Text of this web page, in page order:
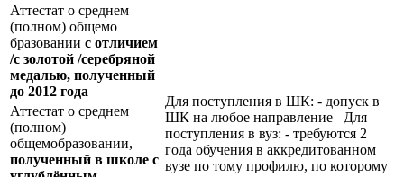
Аттестат о среднем
(полном) общемо
бразовании с отличием
/с золотой /серебряной
медалью, полученный
до 2012 года
Для поступления в ШК: - допуск в
ШК на любое направление Для
поступления в вуз: - требуются 2
года обучения в аккредитованном
вузе по тому профилю, по которому
Аттестат о среднем
(полном)
общемобразовании,
полученный в школе с